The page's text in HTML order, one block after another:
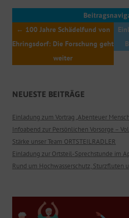
← 100 Jahre Schädelfund von
Ehringsdorf: Die Forschung geht
weiter
NEUESTE BEITRÄGE
Einladung zum Vortrag „Abenteuer
Infoabend zur Persönlichen Vorsorge –
Stärke unser Team ORTSTEILRADLER
Einladung zur Ortsteil-Sprechstunde im
Rund um Hochwasserschutz, Sturzfluten